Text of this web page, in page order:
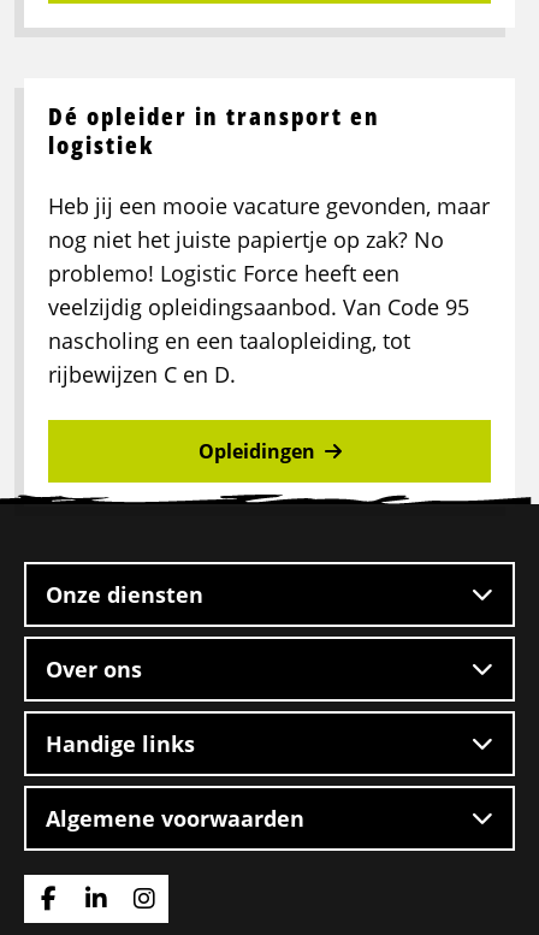
Dé opleider in transport en
logistiek
Heb jij een mooie vacature gevonden, maar
nog niet het juiste papiertje op zak? No
problemo! Logistic Force heeft een
veelzijdig opleidingsaanbod. Van Code 95
nascholing en een taalopleiding, tot
rijbewijzen C en D.
Opleidingen
footer
Onze diensten
Over ons
Handige links
Algemene voorwaarden
Ga
Ga
Ga